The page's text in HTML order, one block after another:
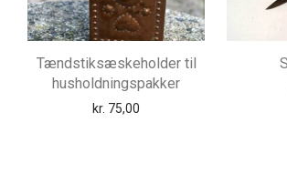
Tændstiksæskeholder til
husholdningspakker
kr. 75,00